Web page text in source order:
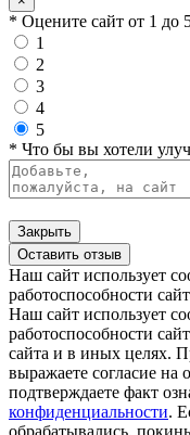
* Оцените сайт от 1 до
1
2
3
4
5
* Что бы вы хотели
Закрыть
Оставить отзыв
Наш сайт использует
работоспособности
Наш сайт использует
работоспособности
сайта и в иных целях.
выражаете согласие на
подтверждаете факт
конфиденциальности.